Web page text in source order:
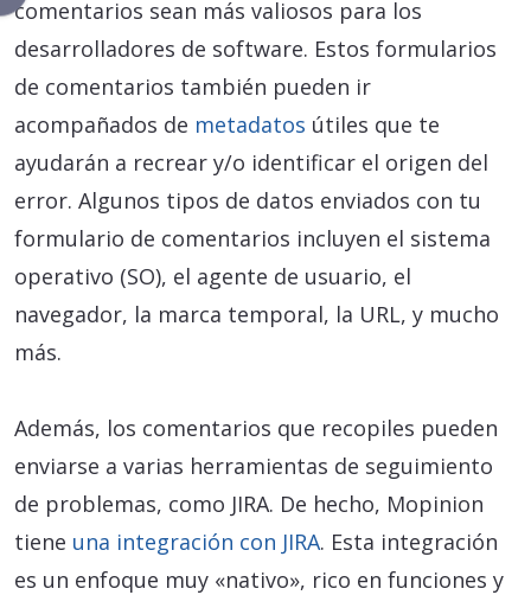
comentarios sean más valiosos para los
desarrolladores de software. Estos formularios
de comentarios también pueden ir
acompañados de metadatos útiles que te
ayudarán a recrear y/o identificar el origen del
error. Algunos tipos de datos enviados con tu
formulario de comentarios incluyen el sistema
operativo (SO), el agente de usuario, el
navegador, la marca temporal, la URL, y mucho
más.
Además, los comentarios que recopiles pueden
enviarse a varias herramientas de seguimiento
de problemas, como JIRA. De hecho, Mopinion
tiene una integración con JIRA. Esta integración
es un enfoque muy «nativo», rico en funciones y